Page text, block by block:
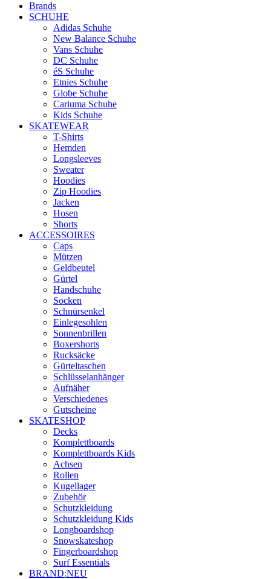
Brands
SCHUHE
Adidas Schuhe
New Balance Schuhe
Vans Schuhe
DC Schuhe
éS Schuhe
Etnies Schuhe
Globe Schuhe
Cariuma Schuhe
Kids Schuhe
SKATEWEAR
T-Shirts
Hemden
Longsleeves
Sweater
Hoodies
Zip Hoodies
Jacken
Hosen
Shorts
ACCESSOIRES
Caps
Mützen
Geldbeutel
Gürtel
Handschuhe
Socken
Schnürsenkel
Einlegesohlen
Sonnenbrillen
Boxershorts
Rucksäcke
Gürteltaschen
Schlüsselanhänger
Aufnäher
Verschiedenes
Gutscheine
SKATESHOP
Decks
Komplettboards
Komplettboards Kids
Achsen
Rollen
Kugellager
Zubehör
Schutzkleidung
Schutzkleidung Kids
Longboardshop
Snowskateshop
Fingerboardshop
Surf Essentials
BRAND:NEU